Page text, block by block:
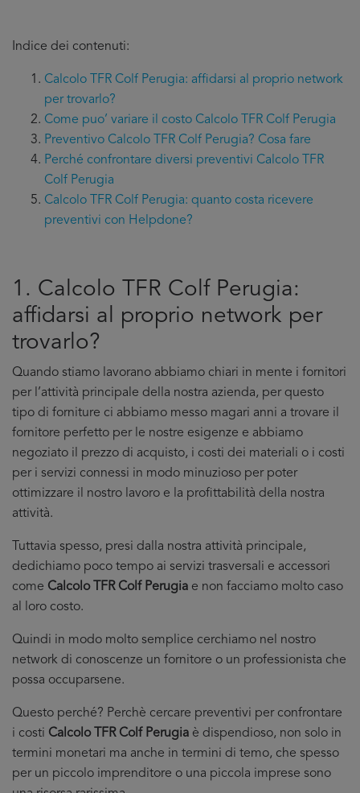
Indice dei contenuti:
Calcolo TFR Colf Perugia: affidarsi al proprio network
per trovarlo?
Come puo’ variare il costo Calcolo TFR Colf Perugia
Preventivo Calcolo TFR Colf Perugia? Cosa fare
Perché confrontare diversi preventivi Calcolo TFR
Colf Perugia
Calcolo TFR Colf Perugia: quanto costa ricevere
preventivi con Helpdone?
1. Calcolo TFR Colf Perugia:
affidarsi al proprio network per
trovarlo?
Quando stiamo lavorano abbiamo chiari in mente i fornitori
per l’attività principale della nostra azienda, per questo
tipo di forniture ci abbiamo messo magari anni a trovare il
fornitore perfetto per le nostre esigenze e abbiamo
negoziato il prezzo di acquisto, i costi dei materiali o i costi
per i servizi connessi in modo minuzioso per poter
ottimizzare il nostro lavoro e la profittabilità della nostra
attività.
Tuttavia spesso, presi dalla nostra attività principale,
dedichiamo poco tempo ai servizi trasversali e accessori
come Calcolo TFR Colf Perugia e non facciamo molto caso
al loro costo.
Quindi in modo molto semplice cerchiamo nel nostro
network di conoscenze un fornitore o un professionista che
possa occuparsene.
Questo perché? Perchè cercare preventivi per confrontare
i costi Calcolo TFR Colf Perugia è dispendioso, non solo in
termini monetari ma anche in termini di temo, che spesso
per un piccolo imprenditore o una piccola imprese sono